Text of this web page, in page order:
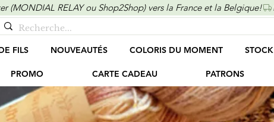
(MONDIAL RELAY ou Shop2Shop) vers la France et la Belgique!
FILS NOUVEAUTÉS COLORIS DU MOMENT STOCK
PROMO CARTE CADEAU PATRONS